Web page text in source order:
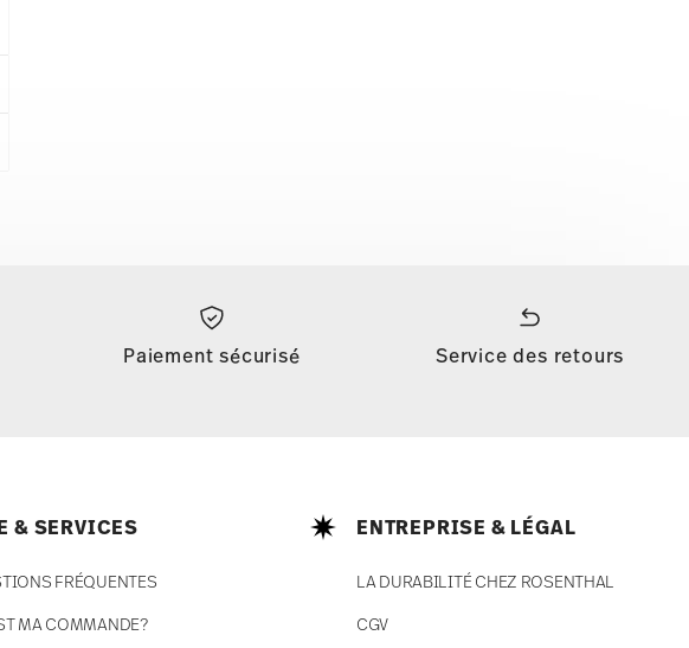
Paiement sécurisé Service des retours
& SERVICES
FRÉQUENTES
MA COMMANDE?
ENTREPRISE & LÉGAL
LA DURABILITÉ CHEZ ROSENTHAL
CGV